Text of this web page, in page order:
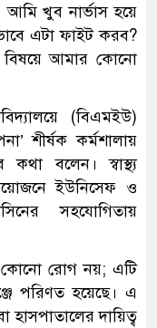
খুব নার্ভাস হয়ে
এটা ফাইট করব?
বিষয়ে আমার কোনো
(বিএমইউ)
শীর্ষক কর্মশালায়
বলেন। স্বাস্থ্য
ইউনিসেফ ও
সহযোগিতায়
কোনো রোগ নয়; এটি
পরিণত হয়েছে। এ
হাসপাতালের দায়িত্ব